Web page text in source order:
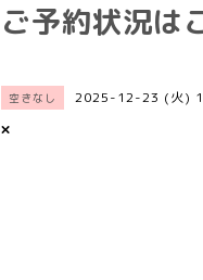
ご予約状況は
空きなし 2025-12-23 (火)
×